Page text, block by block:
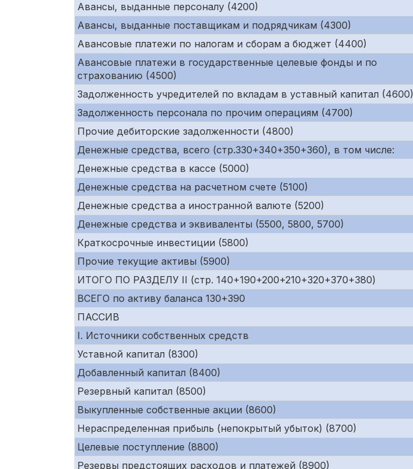
Авансы, выданные персоналу (4200)
Авансы, выданные поставщикам и подрядчикам (4300)
Авансовые платежи по налогам и сборам а бюджет (4400)
Авансовые платежи в государственные целевые фонды и по
страхованию (4500)
Задолженность учредителей по вкладам в уставный капитал (4600)
Задолженность персонала по прочим операциям (4700)
Прочие дебиторские задолженности (4800)
Денежные средства, всего (стр.330+340+350+360), в том числе:
Денежные средства в кассе (5000)
Денежные средства на расчетном счете (5100)
Денежные средства а иностранной валюте (5200)
Денежные средства и эквиваленты (5500, 5800, 5700)
Краткосрочные инвестиции (5800)
Прочие текущие активы (5900)
ИТОГО ПО РАЗДЕЛУ II (стр. 140+190+200+210+320+370+380)
ВСЕГО по активу баланса 130+390
ПАССИВ
I. Источники собственных средств
Уставной капитал (8300)
Добавленный капитал (8400)
Резервный капитал (8500)
Выкупленные собственные акции (8600)
Нераспределенная прибыль (непокрытый убыток) (8700)
Целевые поступление (8800)
Резервы предстоящих расходов и платежей (8900)